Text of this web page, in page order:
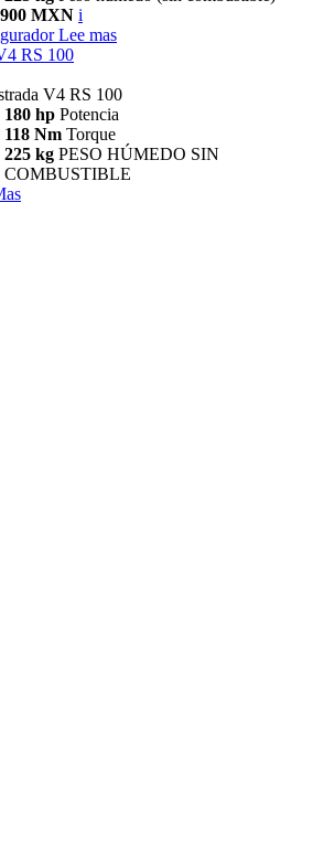
MXN i
Lee mas
RS 100
V4 RS 100
180 hp Potencia
118 Nm Torque
225 kg PESO HÚMEDO SIN
COMBUSTIBLE